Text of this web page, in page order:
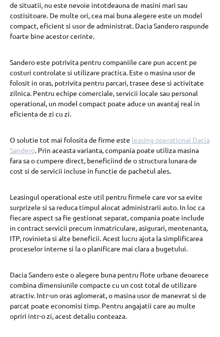
de situatii, nu este nevoie intotdeauna de masini mari sau
costisitoare. De multe ori, cea mai buna alegere este un model
compact, eficient si usor de administrat. Dacia Sandero raspunde
foarte bine acestor cerinte.
Sandero este potrivita pentru companiile care pun accent pe
costuri controlate si utilizare practica. Este o masina usor de
folosit in oras, potrivita pentru parcari, trasee dese si activitate
zilnica. Pentru echipe comerciale, servicii locale sau personal
operational, un model compact poate aduce un avantaj real in
eficienta de zi cu zi.
O solutie tot mai folosita de firme este leasing operational Dacia
Sandero. Prin aceasta varianta, compania poate utiliza masina
fara sa o cumpere direct, beneficiind de o structura lunara de
cost si de servicii incluse in functie de pachetul ales.
Leasingul operational este util pentru firmele care vor sa evite
surprizele si sa reduca timpul alocat administrarii auto. In loc ca
fiecare aspect sa fie gestionat separat, compania poate include
in contract servicii precum inmatriculare, asigurari, mentenanta,
ITP, rovinieta si alte beneficii. Acest lucru ajuta la simplificarea
proceselor interne si la o planificare mai clara a bugetului.
Dacia Sandero este o alegere buna pentru flote urbane deoarece
combina dimensiunile compacte cu un cost total de utilizare
atractiv. Intr-un oras aglomerat, o masina usor de manevrat si de
parcat poate economisi timp. Pentru angajatii care au multe
opriri intr-o zi, acest detaliu conteaza.